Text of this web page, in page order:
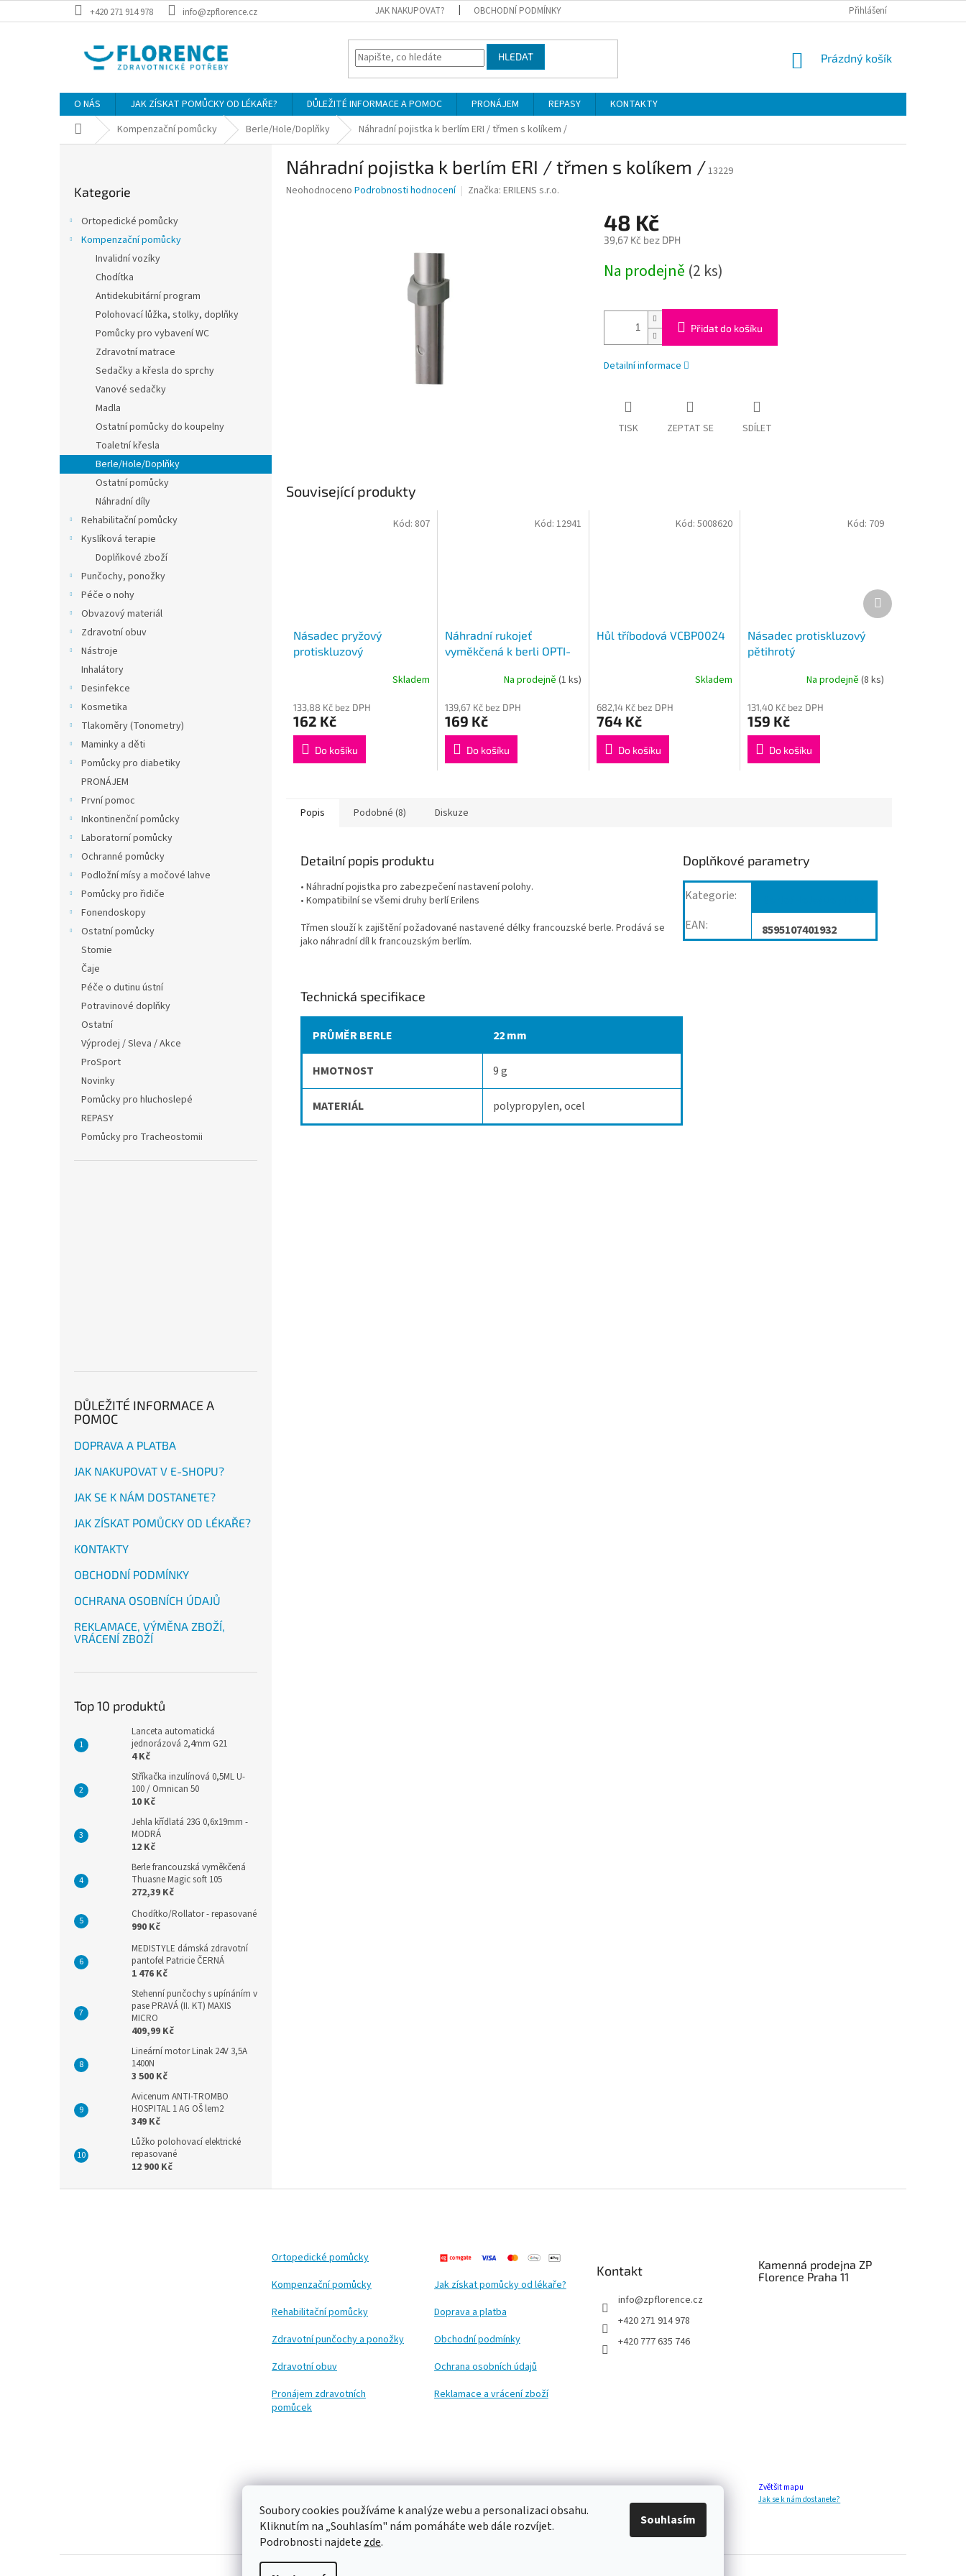
Soubory cookies používáme k analýze webu a personalizaci obsahu.
Kliknutím na „Souhlasím" nám pomáháte web dále rozvíjet.
Podrobnosti najdete zde.
Souhlasím
na
+420 271 914 978 info@zpflorence.cz JAK NAKUPOVAT? OBCHODNÍ PODMÍNKY Přihlášení
HLEDAT
NÁKUPNÍ
Prázdný košík
O NÁS JAK ZÍSKAT POMŮCKY OD LÉKAŘE? DŮLEŽITÉ INFORMACE A POMOC PRONÁJEM REPASY
KONTAKTY
Domů Kompenzační pomůcky Berle/Hole/Doplňky Náhradní pojistka k berlím ERI / třmen s kolíkem /
kategorie
Kategorie
Ortopedické pomůcky
Kompenzační pomůcky
Invalidní vozíky
Chodítka
Antidekubitární program
Polohovací lůžka, stolky, doplňky
Pomůcky pro vybavení WC
Zdravotní matrace
Sedačky a křesla do sprchy
Vanové sedačky
Madla
Ostatní pomůcky do koupelny
Toaletní křesla
Berle/Hole/Doplňky
Ostatní pomůcky
Náhradní díly
Rehabilitační pomůcky
Kyslíková terapie
Doplňkové zboží
Punčochy, ponožky
Péče o nohy
Obvazový materiál
Zdravotní obuv
Nástroje
Inhalátory
Desinfekce
Kosmetika
Tlakoměry (Tonometry)
Maminky a děti
Pomůcky pro diabetiky
PRONÁJEM
První pomoc
Inkontinenční pomůcky
Laboratorní pomůcky
Ochranné pomůcky
Podložní mísy a močové lahve
Pomůcky pro řidiče
Fonendoskopy
Ostatní pomůcky
Stomie
Čaje
Péče o dutinu ústní
Potravinové doplňky
Ostatní
Výprodej / Sleva / Akce
ProSport
Novinky
Pomůcky pro hluchoslepé
REPASY
Pomůcky pro Tracheostomii
DŮLEŽITÉ INFORMACE A
POMOC
DOPRAVA A PLATBA
JAK NAKUPOVAT V E-SHOPU?
JAK SE K NÁM DOSTANETE?
JAK ZÍSKAT POMŮCKY OD LÉKAŘE?
KONTAKTY
OBCHODNÍ PODMÍNKY
OCHRANA OSOBNÍCH ÚDAJŮ
REKLAMACE, VÝMĚNA ZBOŽÍ,
VRÁCENÍ ZBOŽÍ
Top 10 produktů
Lanceta automatická
jednorázová 2,4mm G21
4 Kč
Stříkačka inzulínová 0,5ML U-
100 / Omnican 50
10 Kč
Jehla křídlatá 23G 0,6x19mm -
MODRÁ
12 Kč
Berle francouzská vyměkčená
Thuasne Magic soft 105
272,39 Kč
Chodítko/Rollator - repasované
990 Kč
MEDISTYLE dámská zdravotní
pantofel Patricie ČERNÁ
1 476 Kč
Stehenní punčochy s upínáním v
pase PRAVÁ (II. KT) MAXIS
MICRO
409,99 Kč
Lineární motor Linak 24V 3,5A
1400N
3 500 Kč
Avicenum ANTI-TROMBO
HOSPITAL 1 AG OŠ lem2
349 Kč
Lůžko polohovací elektrické
repasované
12 900 Kč
Náhradní pojistka k berlím ERI / třmen s kolíkem /13229
Průměrné
Neohodnoceno Podrobnosti hodnocení Značka: ERILENS s.r.o.
48 Kč
39,67 Kč bez DPH
cena:
Na prodejně (2 ks)
Přidat do košíku
Detailní informace
TISK ZEPTAT SE SDÍLET
Související produkty
Násadec pryžový
protiskluzový
produktu
je
4,5
5
Skladem
133,88 Kč bez DPH
162 Kč
Do košíku
Kód: 807
Náhradní rukojeť
vyměkčená k berli OPTI-
Na prodejně (1 ks)
139,67 Kč bez DPH
169 Kč
Do košíku
Kód: 12941
Hůl tříbodová VCBP0024
Skladem
682,14 Kč bez DPH
764 Kč
Do košíku
Kód:5008620
Násadec protiskluzový
pětihrotý
Na prodejně (8 ks)
131,40 Kč bez DPH
159 Kč
Do košíku
Kód: 709
Další
produkt
Popis Podobné (8) Diskuze
Detailní popis produktu
• Náhradní pojistka pro zabezpečení nastavení polohy.
• Kompatibilní se všemi druhy berlí Erilens
Třmen slouží k zajištění požadované nastavené délky francouzské berle. Prodává se
jako náhradní díl k francouzským berlím.
Technická specifikace
PRŮMĚR BERLE 22 mm
HMOTNOST 9 g
MATERIÁL polypropylen, ocel
Doplňkové parametry
Kategorie:
EAN: 8595107401932
Ortopedické pomůcky
Kompenzační pomůcky
Rehabilitační pomůcky
Zdravotní punčochy a ponožky
Zdravotní obuv
Pronájem zdravotních
pomůcek
Jak získat pomůcky od lékaře?
Doprava a platba
Obchodní podmínky
Ochrana osobních údajů
Reklamace a vrácení zboží
Kontakt
info@zpflorence.cz
+420 271 914 978
+420 777 635 746
Kamenná prodejna ZP
Florence Praha 11
Zvětšit mapu
Jak se k nám dostanete?